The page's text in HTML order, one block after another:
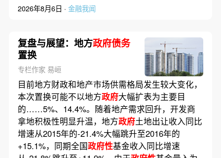
2026年8月6日 · 金融我闻
复盘与展望：地方政府债务
置换
专栏作家 易峘
目前地方财政和地产市场供需格局发生较大变化，
本次置换可能不以地方政府大幅扩表为主要目
的……5%、14.4%。随着地产需求回升，开发商
拿地积极性明显升温，地方政府土地出让收入同比
增速从2015年的-21.4%大幅跳升至2016年的
+15.1%，同期全国政府性基金收入同比增速